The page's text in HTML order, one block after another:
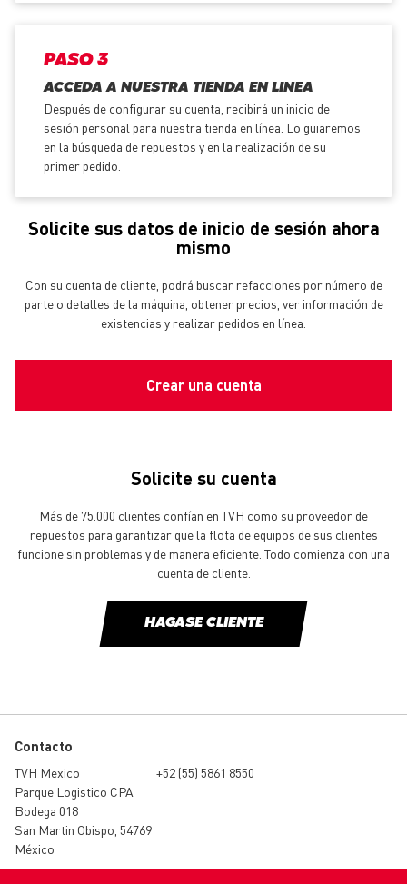
PASO 3
ACCEDA A NUESTRA TIENDA EN LINEA
Después de configurar su cuenta, recibirá un inicio de
sesión personal para nuestra tienda en línea. Lo guiaremos
en la búsqueda de repuestos y en la realización de su
primer pedido.
Solicite sus datos de inicio de sesión ahora
mismo
Con su cuenta de cliente, podrá buscar refacciones por número de
parte o detalles de la máquina, obtener precios, ver información de
existencias y realizar pedidos en línea.
Crear una cuenta
Solicite su cuenta
Más de 75.000 clientes confían en TVH como su proveedor de
repuestos para garantizar que la flota de equipos de sus clientes
funcione sin problemas y de manera eficiente. Todo comienza con una
cuenta de cliente.
HAGASE CLIENTE
Contacto
TVH Mexico
Parque Logistico CPA
Bodega 018
San Martin Obispo, 54769
México
+52 (55) 5861 8550